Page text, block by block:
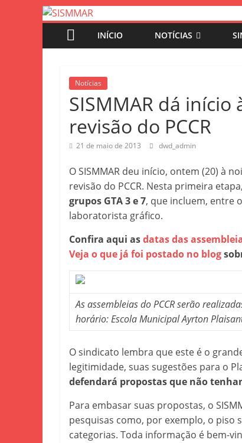
Pular
paraSISMMAR
SINDICATO
INÍCIO NOTÍCIAS
Notícias
SISMMAR dá
revisão do PCCR
21 de maio de 2013 dwd_admin
O SISMMAR deu início, ontem (20) à
revisão do PCCR. Nesta primeira etapa,
grupos GTA 3 e 7, que incluem, entre
laboratorista gráfico.
Confira aqui asdatas das
Veja o que já foi postado no blog
As assembleias do PCCR serão
horário: Escola Municipal Ayrton
O sindicato lembra que este é o
legitimidade, suas sugestões para o
defendará propostas que não
Para embasar suas propostas, o
pesquisas como, por exemplo, o piso
categorias. Toda informação é bem-